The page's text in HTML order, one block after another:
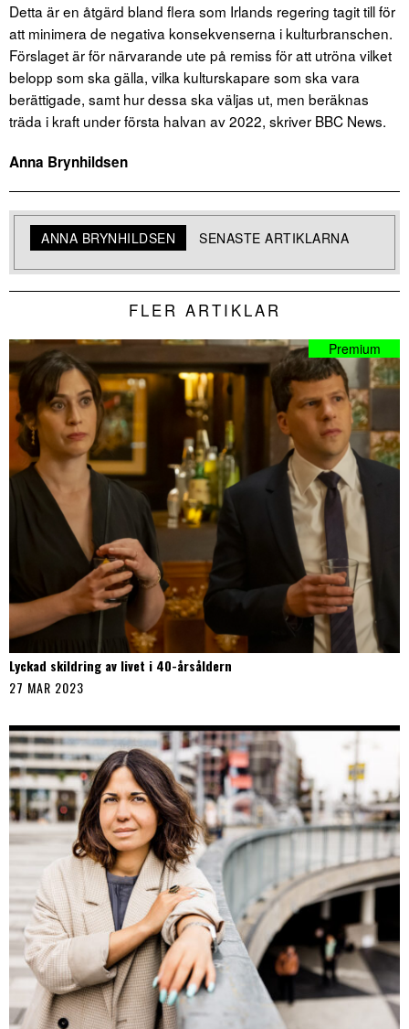
Detta är en åtgärd bland flera som Irlands regering tagit till för
att minimera de negativa konsekvenserna i kulturbranschen.
Förslaget är för närvarande ute på remiss för att utröna vilket
belopp som ska gälla, vilka kulturskapare som ska vara
berättigade, samt hur dessa ska väljas ut, men beräknas
träda i kraft under första halvan av 2022, skriver BBC News.
Anna Brynhildsen
ANNA BRYNHILDSEN SENASTE ARTIKLARNA
FLER ARTIKLAR
Lyckad skildring av livet i 40-årsåldern
27 MAR 2023